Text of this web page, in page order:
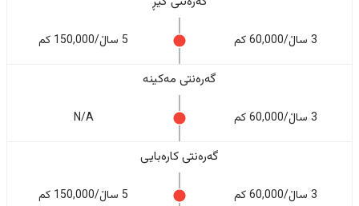
3 ساڵ/60,000 کم 5 ساڵ/150,000 کم
گەرەنتی مەکینە
3 ساڵ/60,000 کم N/A
گەرەنتی کارەبایی
3 ساڵ/60,000 کم 5 ساڵ/150,000 کم